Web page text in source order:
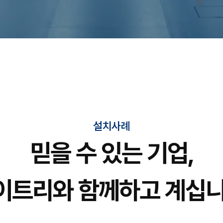
설치사례
믿을 수 있는 기업,
트리와 함께하고 계십